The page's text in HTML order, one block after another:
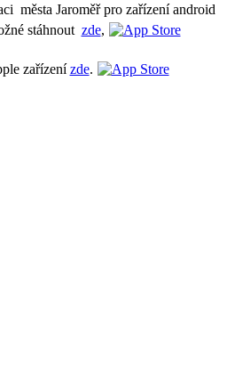
města Jaroměř pro zařízení android
stáhnout zde,
zařízenízde.